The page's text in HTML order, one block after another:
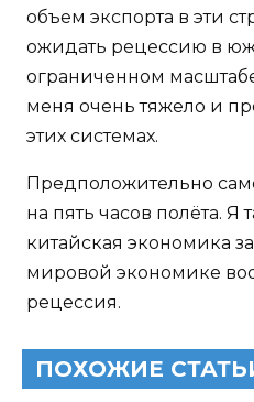
объем экспорта в эти
ожидать рецессию в
ограниченном
меня очень тяжело и
этих системах.
Предположительно
на пять часов полёта. Я
китайская экономика
мировой экономике
рецессия.
ПОХОЖИЕ